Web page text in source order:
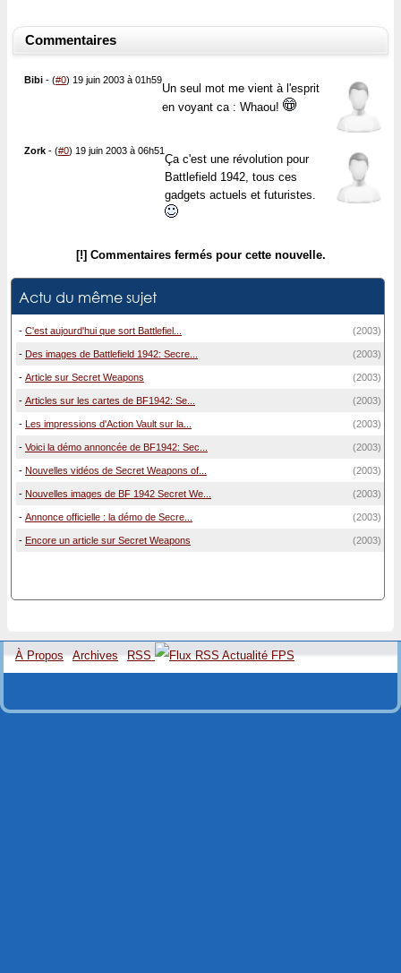
Commentaires
Bibi - (#0) 19 juin 2003 à 01h59
Un seul mot me vient à l'esprit
en voyant ca : Whaou!
Zork - (#0) 19 juin 2003 à 06h51
Ça c'est une révolution pour
Battlefield 1942, tous ces
gadgets actuels et futuristes.
[!] Commentaires fermés pour cette nouvelle.
Actu du même sujet
- C'est aujourd'hui que sort Battlefiel... (2003)
- Des images de Battlefield 1942: Secre... (2003)
- Article sur Secret Weapons (2003)
- Articles sur les cartes de BF1942: Se... (2003)
- Les impressions d'Action Vault sur la... (2003)
- Voici la démo annoncée de BF1942: Sec... (2003)
- Nouvelles vidéos de Secret Weapons of... (2003)
- Nouvelles images de BF 1942 Secret We... (2003)
- Annonce officielle : la démo de Secre... (2003)
- Encore un article sur Secret Weapons (2003)
À Propos Archives RSS